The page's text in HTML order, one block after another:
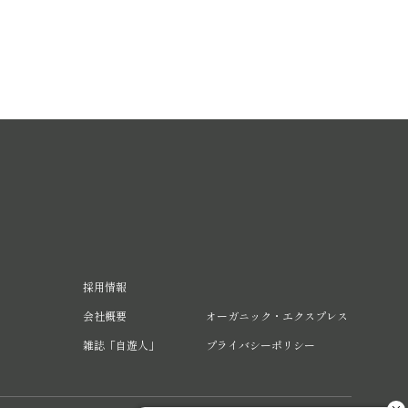
採用情報
会社概要
雑誌「自遊人」
オーガニック・エクスプレス
プライバシーポリシー